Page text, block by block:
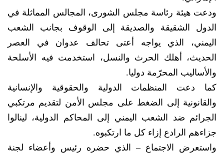
ودعت هيئة رئاسة مجلس الشورى، المجالس المماثلة في
الدول الشقيقة والصديقة إلى الوقوف بجانب الشعب
اليمني، الذي يواجه أعتى تحالف عدوان في العصر
الحديث، أهلك الحرث والنسل، استخدمت فيه الأسلحة
والأساليب المحرّمة دوليا.
كما دعت المنظمات الدولية والحقوقية والإنسانية
والقانونية إلى الضغط على مجلس الأمن لتقديم مرتكبي
الجرائم ضد الشعب اليمني إلى المحاكم الدولية، لينالوا
جزاءهم الرادع إزاء كل ما ارتكبوه.
واستعرض الاجتماع – الذي حضره رئيس وأعضاء لجنة